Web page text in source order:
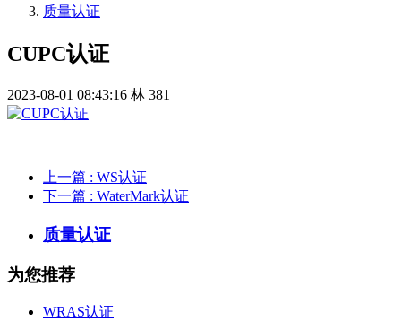
质量认证
CUPC认证
2023-08-01 08:43:16 林 381
上一篇 : WS认证
下一篇 : WaterMark认证
质量认证
为您推荐
WRAS认证